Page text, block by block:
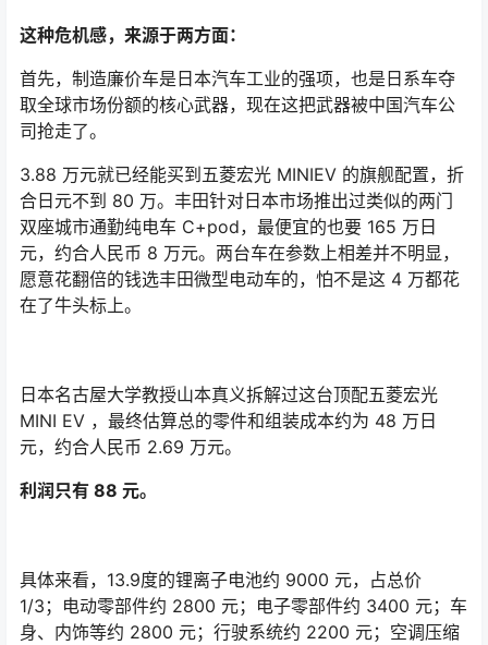
这种危机感，来源于两方面：
首先，制造廉价车是日本汽车工业的强项，也是日系车夺
取全球市场份额的核心武器，现在这把武器被中国汽车公
司抢走了。
3.88 万元就已经能买到五菱宏光 MINIEV 的旗舰配置，折
合日元不到 80 万。丰田针对日本市场推出过类似的两门
双座城市通勤纯电车 C+pod，最便宜的也要 165 万日
元，约合人民币 8 万元。两台车在参数上相差并不明显，
愿意花翻倍的钱选丰田微型电动车的，怕不是这 4 万都花
在了牛头标上。
日本名古屋大学教授山本真义拆解过这台顶配五菱宏光
MINI EV ，最终估算总的零件和组装成本约为 48 万日
元，约合人民币 2.69 万元。
利润只有 88 元。
具体来看，13.9度的锂离子电池约 9000 元，占总价
1/3；电动零部件约 2800 元；电子零部件约 3400 元；车
身、内饰等约 2800 元；行驶系统约 2200 元；空调压缩